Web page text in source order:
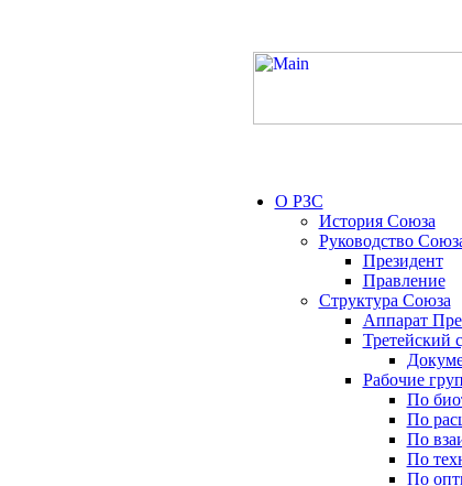
О РЗС
История Союза
Руководство
Президент
Правление
Структура Союза
Аппарат
Третейский
Рабочие
По
По
По
По
По